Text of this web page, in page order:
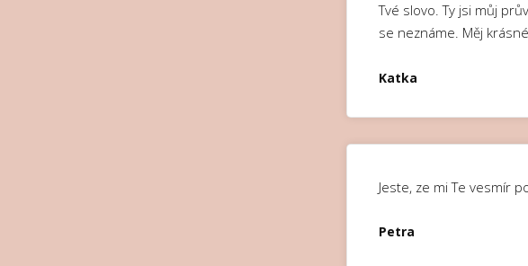
Tvé slovo. Ty jsi můj
se neznáme. Měj
Katka
Jeste, ze mi Te vesmír
Petra